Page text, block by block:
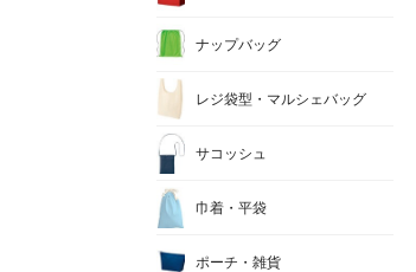
ナップバッグ
レジ袋型・マルシェバッグ
サコッシュ
巾着・平袋
ポーチ・雑貨